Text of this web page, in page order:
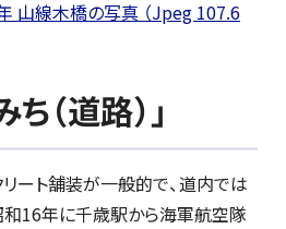
山線木橋の写真 （Jpeg 107.6
（道路）」
ート舗装が一般的で、道内では
和16年に千歳駅から海軍航空隊